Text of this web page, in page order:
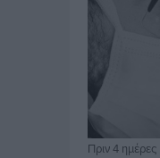
Πριν 4 ημέρες